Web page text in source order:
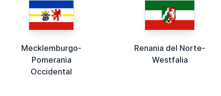
Mecklemburgo-
Pomerania
Occidental
Renania del Norte-
Westfalia